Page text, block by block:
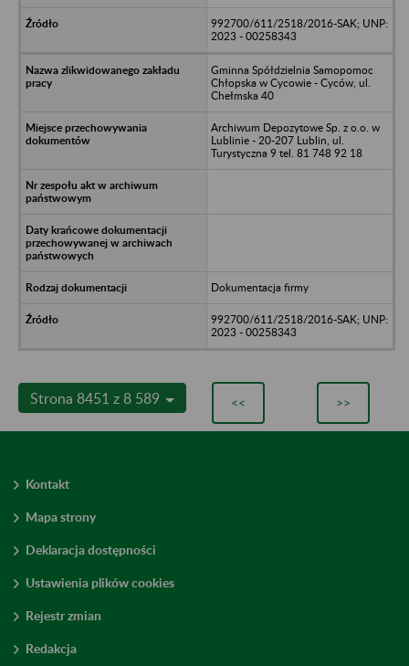
992700/611/2518/2016-SAK; UNP:
2023 - 00258343
Gminna Spółdzielnia Samopomoc
Chłopska w Cycowie - Cyców, ul.
Chełmska 40
Archiwum Depozytowe Sp. z o.o. w
Lublinie - 20-207 Lublin, ul.
Turystyczna 9 tel. 81 748 92 18
Dokumentacja firmy
992700/611/2518/2016-SAK; UNP:
2023 - 00258343
Strona 8451 z 8 589 << >>
Kontakt
Mapa strony
Deklaracja dostępności
Ustawienia plików cookies
Rejestr zmian
Redakcja